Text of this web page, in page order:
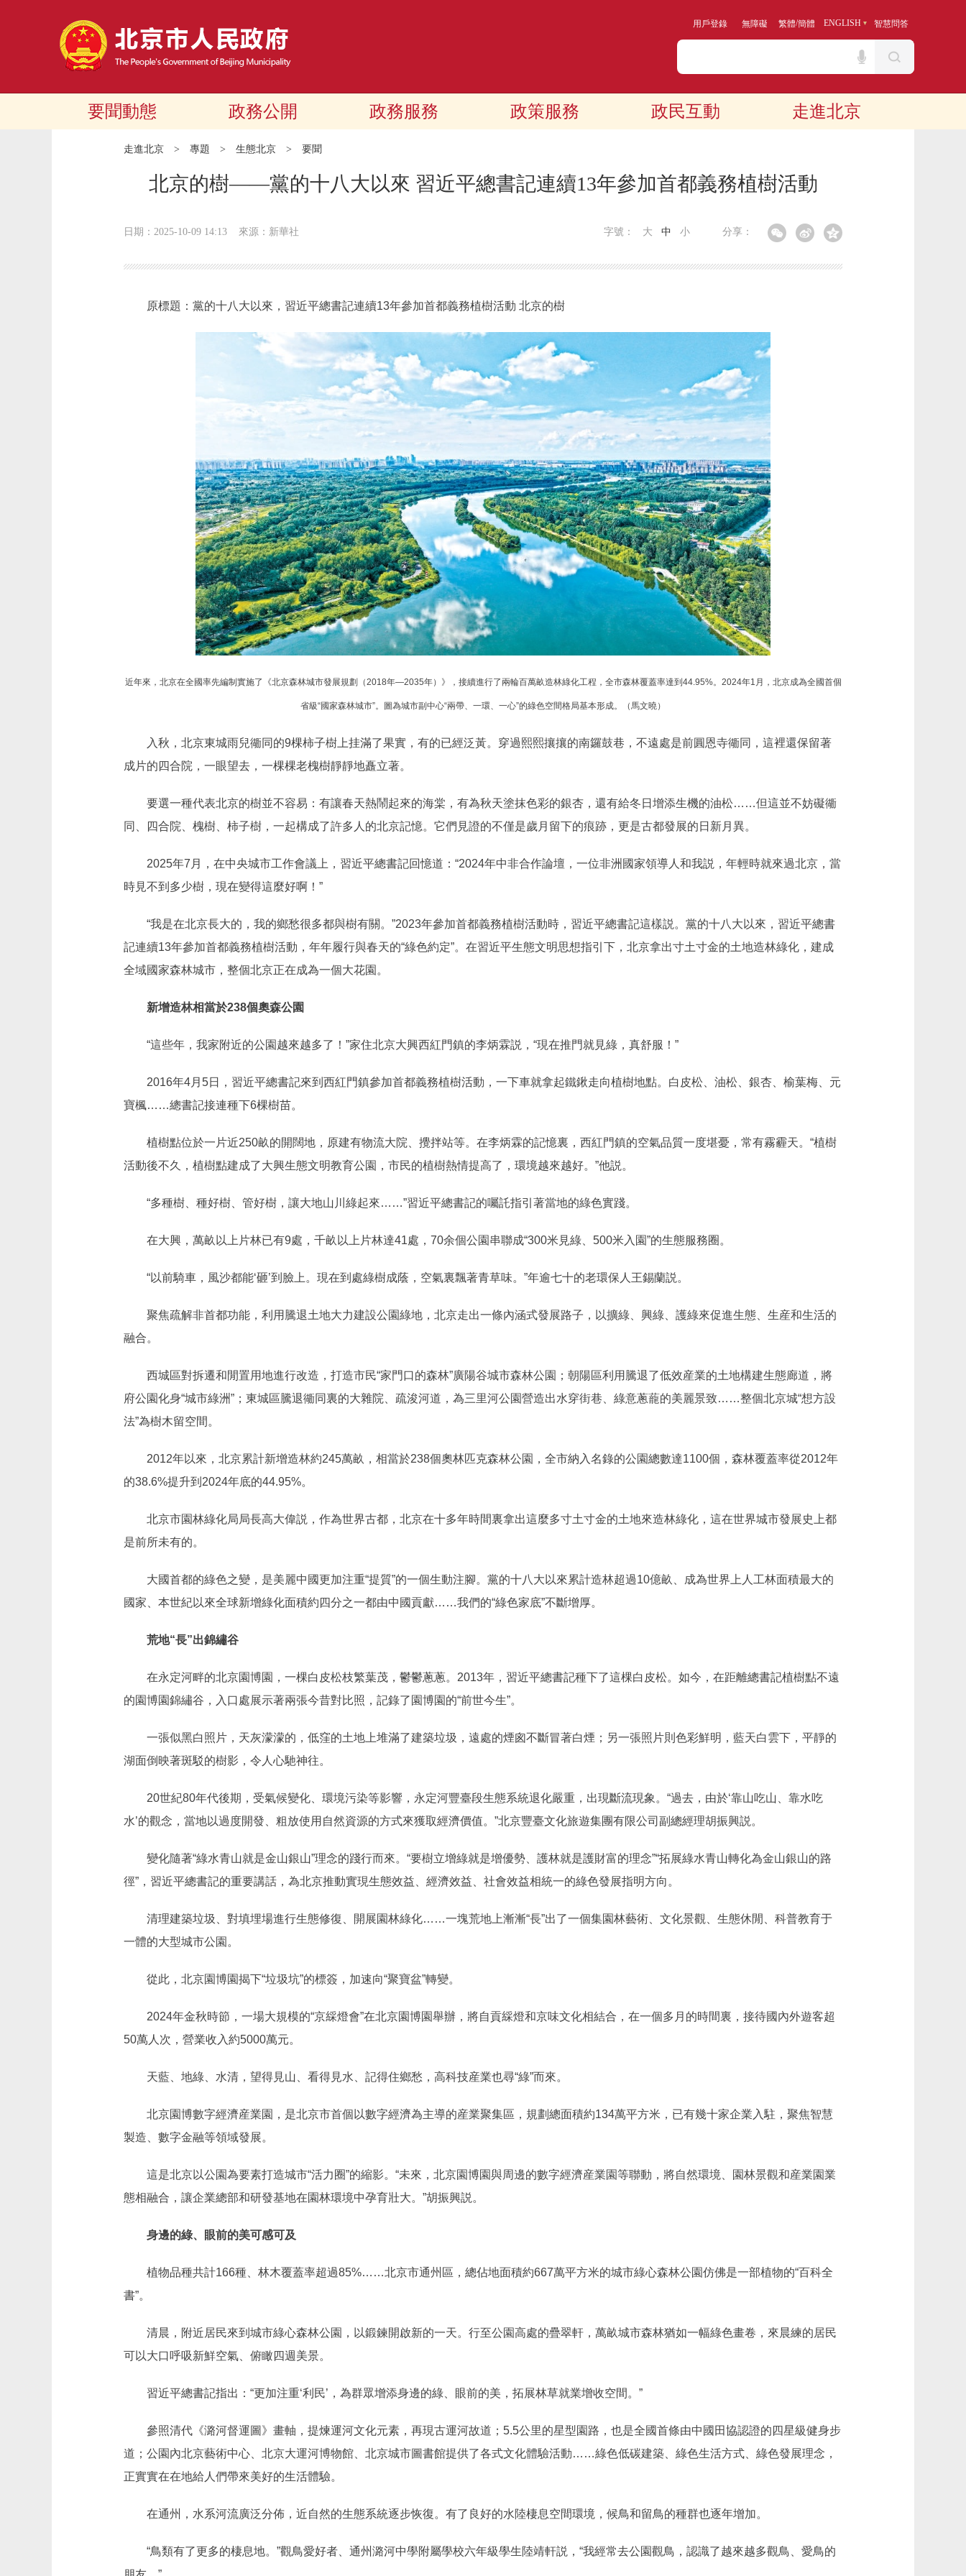
用戶登錄 無障礙 繁體/簡體 ENGLISH 智慧問答
要聞動態 政務公開 政務服務 政策服務 政民互動 走進北京
走進北京 > 專題 > 生態北京 > 要聞
北京的樹——黨的十八大以來 習近平總書記連續13年參加首都義務植樹活動
日期：2025-10-09 14:13 來源：新華社 分享：
字號： 大 中 小
原標題：黨的十八大以來，習近平總書記連續13年參加首都義務植樹活動 北京的樹
近年來，北京在全國率先編制實施了《北京森林城市發展規劃（2018年—2035年）》，接續進行了兩輪百萬畝造林綠化工程，全市森林覆蓋率達到44.95%。2024年1月，北京成為全國首個
省級“國家森林城市”。圖為城市副中心“兩帶、一環、一心”的綠色空間格局基本形成。（馬文曉）
入秋，北京東城雨兒衚同的9棵柿子樹上挂滿了果實，有的已經泛黃。穿過熙熙攘攘的南鑼鼓巷，不遠處是前圓恩寺衚同，這裡還保留著
成片的四合院，一眼望去，一棵棵老槐樹靜靜地矗立著。
要選一種代表北京的樹並不容易：有讓春天熱鬧起來的海棠，有為秋天塗抹色彩的銀杏，還有給冬日增添生機的油松……但這並不妨礙衚
同、四合院、槐樹、柿子樹，一起構成了許多人的北京記憶。它們見證的不僅是歲月留下的痕跡，更是古都發展的日新月異。
2025年7月，在中央城市工作會議上，習近平總書記回憶道：“2024年中非合作論壇，一位非洲國家領導人和我説，年輕時就來過北京，當
時見不到多少樹，現在變得這麼好啊！”
“我是在北京長大的，我的鄉愁很多都與樹有關。”2023年參加首都義務植樹活動時，習近平總書記這樣説。黨的十八大以來，習近平總書
記連續13年參加首都義務植樹活動，年年履行與春天的“綠色約定”。在習近平生態文明思想指引下，北京拿出寸土寸金的土地造林綠化，建成
全域國家森林城市，整個北京正在成為一個大花園。
新增造林相當於238個奧森公園
“這些年，我家附近的公園越來越多了！”家住北京大興西紅門鎮的李炳霖説，“現在推門就見綠，真舒服！”
2016年4月5日，習近平總書記來到西紅門鎮參加首都義務植樹活動，一下車就拿起鐵鍬走向植樹地點。白皮松、油松、銀杏、榆葉梅、元
寶楓……總書記接連種下6棵樹苗。
植樹點位於一片近250畝的開闊地，原建有物流大院、攪拌站等。在李炳霖的記憶裏，西紅門鎮的空氣品質一度堪憂，常有霧霾天。“植樹
活動後不久，植樹點建成了大興生態文明教育公園，市民的植樹熱情提高了，環境越來越好。”他説。
“多種樹、種好樹、管好樹，讓大地山川綠起來……”習近平總書記的囑託指引著當地的綠色實踐。
在大興，萬畝以上片林已有9處，千畝以上片林達41處，70余個公園串聯成“300米見綠、500米入園”的生態服務圈。
“以前騎車，風沙都能‘砸’到臉上。現在到處綠樹成蔭，空氣裏飄著青草味。”年逾七十的老環保人王錫蘭説。
聚焦疏解非首都功能，利用騰退土地大力建設公園綠地，北京走出一條內涵式發展路子，以擴綠、興綠、護綠來促進生態、生産和生活的
融合。
西城區對拆遷和閒置用地進行改造，打造市民“家門口的森林”廣陽谷城市森林公園；朝陽區利用騰退了低效産業的土地構建生態廊道，將
府公園化身“城市綠洲”；東城區騰退衚同裏的大雜院、疏浚河道，為三里河公園營造出水穿街巷、綠意蔥蘢的美麗景致……整個北京城“想方設
法”為樹木留空間。
2012年以來，北京累計新增造林約245萬畝，相當於238個奧林匹克森林公園，全市納入名錄的公園總數達1100個，森林覆蓋率從2012年
的38.6%提升到2024年底的44.95%。
北京市園林綠化局局長高大偉説，作為世界古都，北京在十多年時間裏拿出這麼多寸土寸金的土地來造林綠化，這在世界城市發展史上都
是前所未有的。
大國首都的綠色之變，是美麗中國更加注重“提質”的一個生動注腳。黨的十八大以來累計造林超過10億畝、成為世界上人工林面積最大的
國家、本世紀以來全球新增綠化面積約四分之一都由中國貢獻……我們的“綠色家底”不斷增厚。
荒地“長”出錦繡谷
在永定河畔的北京園博園，一棵白皮松枝繁葉茂，鬱鬱蔥蔥。2013年，習近平總書記種下了這棵白皮松。如今，在距離總書記植樹點不遠
的園博園錦繡谷，入口處展示著兩張今昔對比照，記錄了園博園的“前世今生”。
一張似黑白照片，天灰濛濛的，低窪的土地上堆滿了建築垃圾，遠處的煙囪不斷冒著白煙；另一張照片則色彩鮮明，藍天白雲下，平靜的
湖面倒映著斑駁的樹影，令人心馳神往。
20世紀80年代後期，受氣候變化、環境污染等影響，永定河豐臺段生態系統退化嚴重，出現斷流現象。“過去，由於‘靠山吃山、靠水吃
水’的觀念，當地以過度開發、粗放使用自然資源的方式來獲取經濟價值。”北京豐臺文化旅遊集團有限公司副總經理胡振興説。
變化隨著“綠水青山就是金山銀山”理念的踐行而來。“要樹立增綠就是增優勢、護林就是護財富的理念”“拓展綠水青山轉化為金山銀山的路
徑”，習近平總書記的重要講話，為北京推動實現生態效益、經濟效益、社會效益相統一的綠色發展指明方向。
清理建築垃圾、對填埋場進行生態修復、開展園林綠化……一塊荒地上漸漸“長”出了一個集園林藝術、文化景觀、生態休閒、科普教育于
一體的大型城市公園。
從此，北京園博園揭下“垃圾坑”的標簽，加速向“聚寶盆”轉變。
2024年金秋時節，一場大規模的“京綵燈會”在北京園博園舉辦，將自貢綵燈和京味文化相結合，在一個多月的時間裏，接待國內外遊客超
50萬人次，營業收入約5000萬元。
天藍、地綠、水清，望得見山、看得見水、記得住鄉愁，高科技産業也尋“綠”而來。
北京園博數字經濟産業園，是北京市首個以數字經濟為主導的産業聚集區，規劃總面積約134萬平方米，已有幾十家企業入駐，聚焦智慧
製造、數字金融等領域發展。
這是北京以公園為要素打造城市“活力圈”的縮影。“未來，北京園博園與周邊的數字經濟産業園等聯動，將自然環境、園林景觀和産業園業
態相融合，讓企業總部和研發基地在園林環境中孕育壯大。”胡振興説。
身邊的綠、眼前的美可感可及
植物品種共計166種、林木覆蓋率超過85%……北京市通州區，總佔地面積約667萬平方米的城市綠心森林公園仿佛是一部植物的“百科全
書”。
清晨，附近居民來到城市綠心森林公園，以鍛鍊開啟新的一天。行至公園高處的疊翠軒，萬畝城市森林猶如一幅綠色畫卷，來晨練的居民
可以大口呼吸新鮮空氣、俯瞰四週美景。
習近平總書記指出：“更加注重‘利民’，為群眾增添身邊的綠、眼前的美，拓展林草就業增收空間。”
參照清代《潞河督運圖》畫軸，提煉運河文化元素，再現古運河故道；5.5公里的星型園路，也是全國首條由中國田協認證的四星級健身步
道；公園內北京藝術中心、北京大運河博物館、北京城市圖書館提供了各式文化體驗活動……綠色低碳建築、綠色生活方式、綠色發展理念，
正實實在在地給人們帶來美好的生活體驗。
在通州，水系河流廣泛分佈，近自然的生態系統逐步恢復。有了良好的水陸棲息空間環境，候鳥和留鳥的種群也逐年增加。
“鳥類有了更多的棲息地。”觀鳥愛好者、通州潞河中學附屬學校六年級學生陸靖軒説，“我經常去公園觀鳥，認識了越來越多觀鳥、愛鳥的